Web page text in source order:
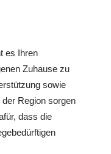
es Ihren
Zuhause zu
sowie
Region sorgen
dass die